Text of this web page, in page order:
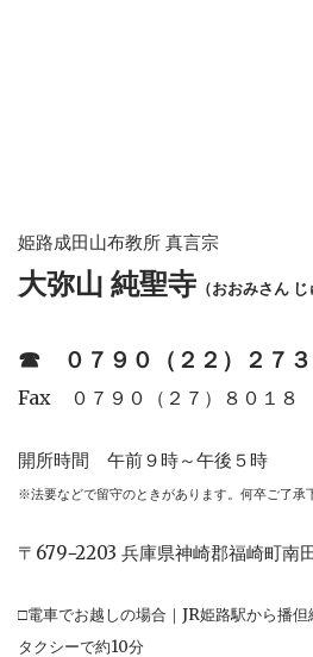
姫路成田山布教所 真言宗
大弥山 純聖寺 （おおみさん
☎︎ ０７９０（２２）２７
Fax ０７９０（２７）８０１８
開所時間 午前９時～午後５時
※法要などで留守のときがあります。何卒ご了承
〒679−2203 兵庫県神崎郡福崎町南
□電車でお越しの場合｜JR姫路駅から播但
タクシーで約10分